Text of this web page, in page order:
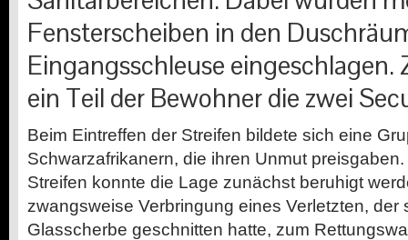
Fensterscheiben in den
Eingangsschleuse
ein Teil der Bewohner die zwei
Beim Eintreffen der Streifen bildete sich eine
Schwarzafrikanern, die ihren Unmut
Streifen konnte die Lage zunächst beruhigt
zwangsweise Verbringung eines Verletzten, der
Glasscherbe geschnitten hatte, zum